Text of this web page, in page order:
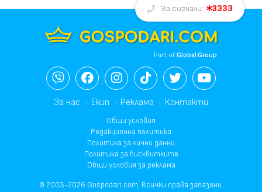
За сигнали: 3333
Part ofGlobal Group
За нас Екип Реклама Контакти
Общи условия
Редакционна политика
Политика за лични данни
Политика за бисквитките
Общи условия за реклама
© 2003-2026 Gospodari.com, Всички права запазени.